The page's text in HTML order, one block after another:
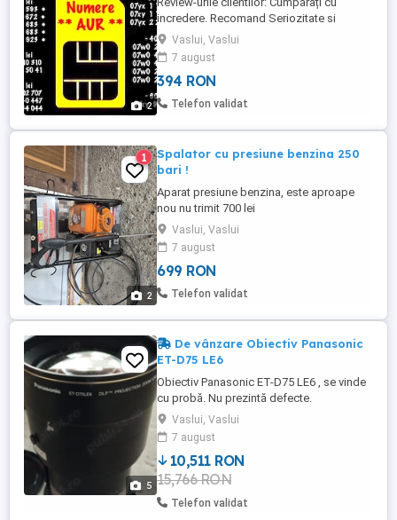
2
incredere. Recomand Seriozitate si
promptitudine Cinstit si onest. Foarte
serios omul NUMERE AUR_GOLD_VIP
Numerele se pot porta in orice retea !
Vaslui, Vaslui
7 august
394 RON
Telefon validat
2
1
Spalator cu presiune benzina 250
bari !
Aparat presiune benzina, este aproape
nou nu trimit 700 lei
Vaslui, Vaslui
7 august
699 RON
Telefon validat
5
De vânzare Obiectiv Panasonic
ET-D75 LE6
Obiectiv Panasonic ET-D75 LE6 , se vinde
cu probă. Nu prezintă defecte.
Vaslui, Vaslui
7 august
10,511 RON
15,766 RON
Telefon validat